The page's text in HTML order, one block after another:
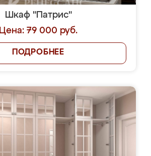
Шкаф "Патрис"
Цена: 79 000 руб.
ПОДРОБНЕЕ